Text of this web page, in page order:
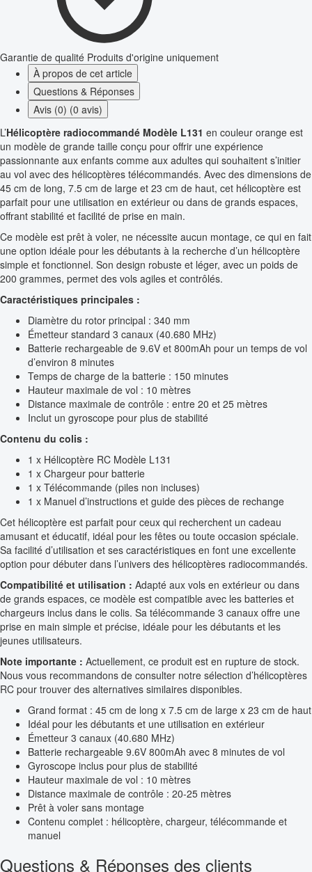
Garantie de qualité Produits d'origine uniquement
À propos de cet article
Questions & Réponses
Avis (0) (0 avis)
L’Hélicoptère radiocommandé Modèle L131 en couleur orange est
un modèle de grande taille conçu pour offrir une expérience
passionnante aux enfants comme aux adultes qui souhaitent s’initier
au vol avec des hélicoptères télécommandés. Avec des dimensions de
45 cm de long, 7.5 cm de large et 23 cm de haut, cet hélicoptère est
parfait pour une utilisation en extérieur ou dans de grands espaces,
offrant stabilité et facilité de prise en main.
Ce modèle est prêt à voler, ne nécessite aucun montage, ce qui en fait
une option idéale pour les débutants à la recherche d’un hélicoptère
simple et fonctionnel. Son design robuste et léger, avec un poids de
200 grammes, permet des vols agiles et contrôlés.
Caractéristiques principales :
Diamètre du rotor principal : 340 mm
Émetteur standard 3 canaux (40.680 MHz)
Batterie rechargeable de 9.6V et 800mAh pour un temps de vol
d’environ 8 minutes
Temps de charge de la batterie : 150 minutes
Hauteur maximale de vol : 10 mètres
Distance maximale de contrôle : entre 20 et 25 mètres
Inclut un gyroscope pour plus de stabilité
Contenu du colis :
1 x Hélicoptère RC Modèle L131
1 x Chargeur pour batterie
1 x Télécommande (piles non incluses)
1 x Manuel d’instructions et guide des pièces de rechange
Cet hélicoptère est parfait pour ceux qui recherchent un cadeau
amusant et éducatif, idéal pour les fêtes ou toute occasion spéciale.
Sa facilité d’utilisation et ses caractéristiques en font une excellente
option pour débuter dans l’univers des hélicoptères radiocommandés.
Compatibilité et utilisation : Adapté aux vols en extérieur ou dans
de grands espaces, ce modèle est compatible avec les batteries et
chargeurs inclus dans le colis. Sa télécommande 3 canaux offre une
prise en main simple et précise, idéale pour les débutants et les
jeunes utilisateurs.
Note importante : Actuellement, ce produit est en rupture de stock.
Nous vous recommandons de consulter notre sélection d’hélicoptères
RC pour trouver des alternatives similaires disponibles.
Grand format : 45 cm de long x 7.5 cm de large x 23 cm de haut
Idéal pour les débutants et une utilisation en extérieur
Émetteur 3 canaux (40.680 MHz)
Batterie rechargeable 9.6V 800mAh avec 8 minutes de vol
Gyroscope inclus pour plus de stabilité
Hauteur maximale de vol : 10 mètres
Distance maximale de contrôle : 20-25 mètres
Prêt à voler sans montage
Contenu complet : hélicoptère, chargeur, télécommande et
manuel
Questions & Réponses des clients